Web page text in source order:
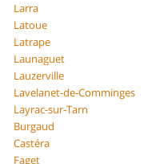
Larra
Latoue
Latrape
Launaguet
Lauzerville
Lavelanet-de-Comminges
Layrac-sur-Tarn
Burgaud
Castéra
Faget